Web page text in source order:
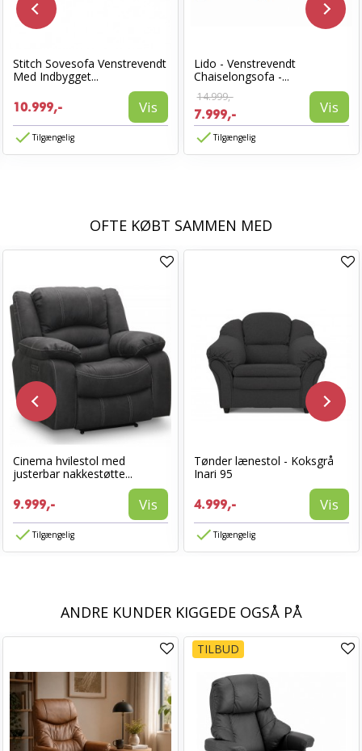
Stitch Sovesofa Venstrevendt
Med Indbygget...
10.999,- Vis
Tilgængelig
Lido - Venstrevendt
Chaiselongsofa -...
14.999,-
7.999,- Vis
Tilgængelig
OFTE KØBT SAMMEN MED
Cinema hvilestol med
justerbar nakkestøtte...
9.999,- Vis
Tilgængelig
Tønder lænestol - Koksgrå
Inari 95
4.999,- Vis
Tilgængelig
ANDRE KUNDER KIGGEDE OGSÅ PÅ
TILBUD